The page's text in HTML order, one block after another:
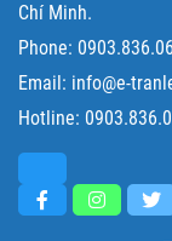
Chí Minh.
Phone:
Email: info@e-
Hotline: